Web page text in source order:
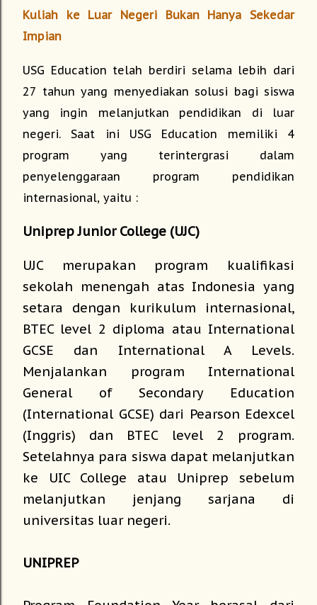
Kuliah ke Luar Negeri Bukan Hanya Sekedar
Impian
USG Education telah berdiri selama lebih dari
27 tahun yang menyediakan solusi bagi siswa
yang ingin melanjutkan pendidikan di luar
negeri. Saat ini USG Education memiliki 4
program yang terintergrasi dalam
penyelenggaraan program pendidikan
internasional, yaitu :
Uniprep Junior College (UJC)
UJC merupakan program kualifikasi
sekolah menengah atas Indonesia yang
setara dengan kurikulum internasional,
BTEC level 2 diploma atau International
GCSE dan International A Levels.
Menjalankan program International
General of Secondary Education
(International GCSE) dari Pearson Edexcel
(Inggris) dan BTEC level 2 program.
Setelahnya para siswa dapat melanjutkan
ke UIC College atau Uniprep sebelum
melanjutkan jenjang sarjana di
universitas luar negeri.
UNIPREP